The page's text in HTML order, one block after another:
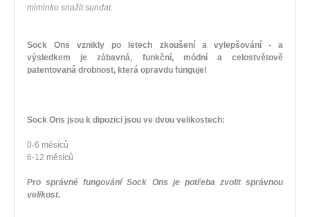
miminko snažit sundat.
Sock Ons vznikly po letech zkoušení a vylepšování - a
výsledkem je zábavná, funkční, módní a celostvětově
patentovaná drobnost, která opravdu funguje!
Sock Ons jsou k dipozici jsou ve dvou velikostech:
0-6 měsíců
6-12 měsíců
Pro správné fungování Sock Ons je potřeba zvolit správnou
velikost.